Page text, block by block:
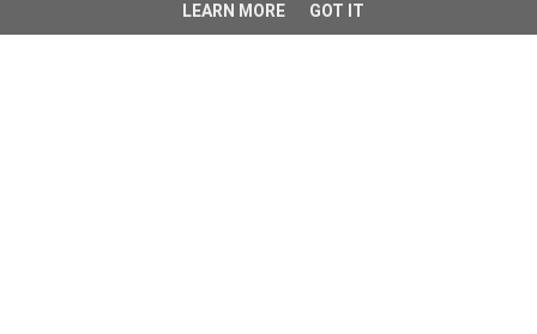
LEARN MORE GOT IT